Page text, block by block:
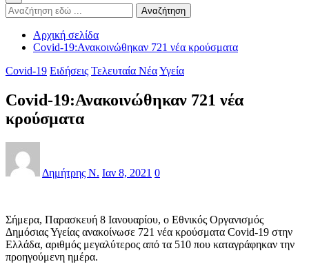
Αναζήτηση
Αρχική σελίδα
Covid-19:Ανακοινώθηκαν 721 νέα κρούσματα
Covid-19 Ειδήσεις Τελευταία ΝέαΥγεία
Covid-19:Ανακοινώθηκαν 721 νέα
κρούσματα
Δημήτρης Ν. Ιαν 8, 2021 0
Σήμερα, Παρασκευή 8 Ιανουαρίου, ο Εθνικός Οργανισμός
Δημόσιας Υγείας ανακοίνωσε 721 νέα κρούσματα Covid-19 στην
Ελλάδα, αριθμός μεγαλύτερος από τα 510 που καταγράφηκαν την
προηγούμενη ημέρα.